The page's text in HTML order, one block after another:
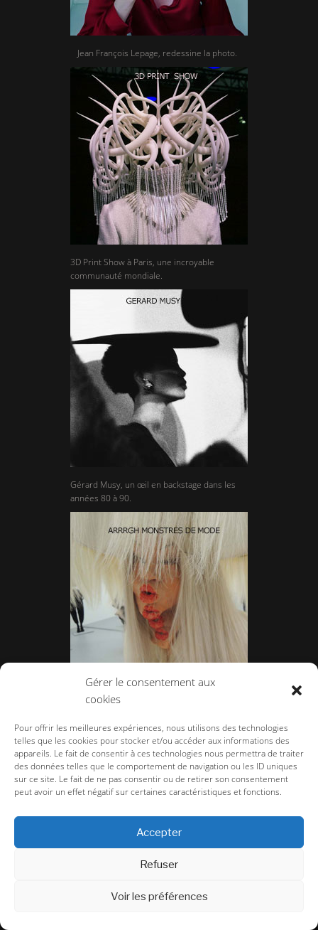
Gérer le consentement aux
cookies
Pour offrir les meilleures expériences, nous utilisons des technologies
telles que les cookies pour stocker et/ou accéder aux informations des
appareils. Le fait de consentir à ces technologies nous permettra de traiter
des données telles que le comportement de navigation ou les ID uniques
sur ce site. Le fait de ne pas consentir ou de retirer son consentement
peut avoir un effet négatif sur certaines caractéristiques et fonctions.
Accepter
Refuser
Voir les préférences
Jean François Lepage, redessine la photo.
3D Print Show à Paris, une incroyable
communauté mondiale.
Gérard Musy, un œil en backstage dans les
années 80 à 90.
Arrrgh ! Monstres de mode